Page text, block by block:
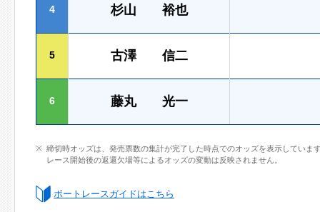
4 杉山 裕也
5 古澤 信二
6 藤丸 光一
締切時オッズは、発売票数の集計が完了した時点でのオッズを表示していま
レース開始後の返還欠場等によるオッズの変動は反映されません。
ボートレースガイドはこちら